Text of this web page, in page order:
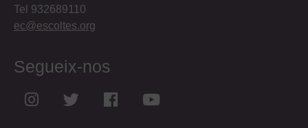
AE La Mulassa
AE Makalu
Tel 932689110
ec@escoltes.org
Segueix-nos